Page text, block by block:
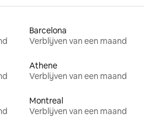
Barcelona
Verblijven van een maand
Athene
Verblijven van een maand
Montreal
Verblijven van een maand